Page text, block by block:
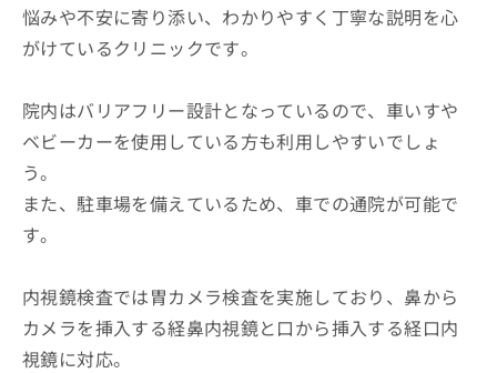
悩みや不安に寄り添い、わかりやすく丁寧な説明を心
がけているクリニックです。
院内はバリアフリー設計となっているので、車いすや
ベビーカーを使用している方も利用しやすいでしょ
う。
また、駐車場を備えているため、車での通院が可能で
す。
内視鏡検査では胃カメラ検査を実施しており、鼻から
カメラを挿入する経鼻内視鏡と口から挿入する経口内
視鏡に対応。